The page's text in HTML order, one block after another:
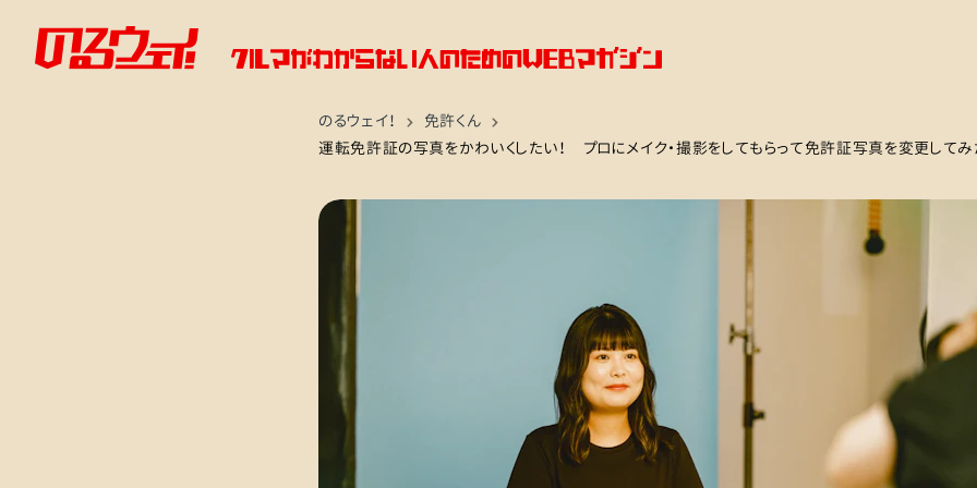
のるウェイ！
免許くん
運転免許証の写真をかわいくしたい！ プロにメイク・撮影をしてもらって免許証写真を変更して